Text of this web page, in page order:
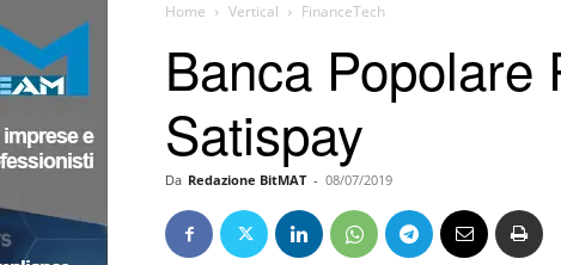
Home Vertical FinanceTech
Banca Popolare
Satispay
Da Redazione BitMAT - 08/07/2019